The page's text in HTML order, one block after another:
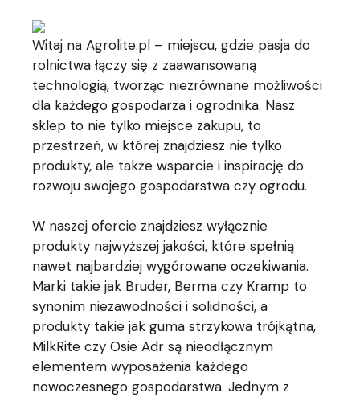
Witaj na Agrolite.pl – miejscu, gdzie pasja do
rolnictwa łączy się z zaawansowaną
technologią, tworząc niezrównane możliwości
dla każdego gospodarza i ogrodnika. Nasz
sklep to nie tylko miejsce zakupu, to
przestrzeń, w której znajdziesz nie tylko
produkty, ale także wsparcie i inspirację do
rozwoju swojego gospodarstwa czy ogrodu.
W naszej ofercie znajdziesz wyłącznie
produkty najwyższej jakości, które spełnią
nawet najbardziej wygórowane oczekiwania.
Marki takie jak Bruder, Berma czy Kramp to
synonim niezawodności i solidności, a
produkty takie jak guma strzykowa trójkątna,
MilkRite czy Osie Adr są nieodłącznym
elementem wyposażenia każdego
nowoczesnego gospodarstwa. Jednym z